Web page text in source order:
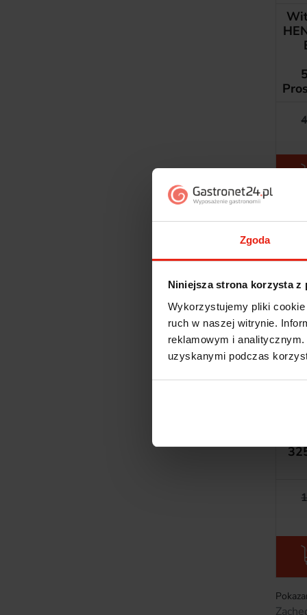
Zgoda
Niniejsza strona korzysta z
Wykorzystujemy pliki
ruch w naszej witrynie.
reklamowym i
uzyskanymi podczas